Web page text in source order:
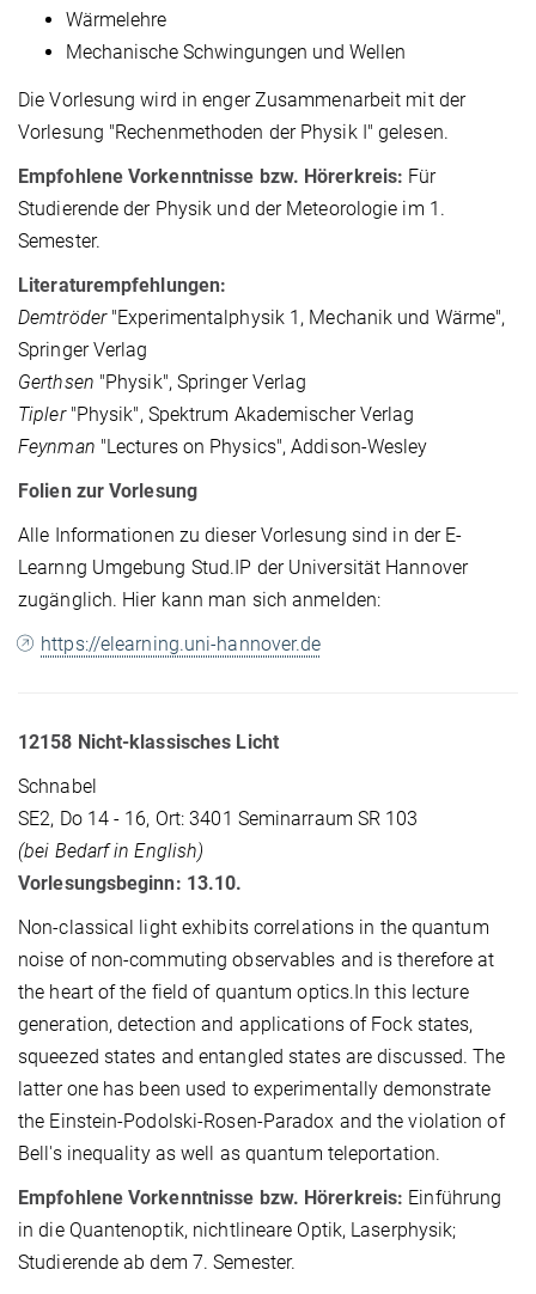
Wärmelehre
Mechanische Schwingungen und Wellen
Die Vorlesung wird in enger Zusammenarbeit mit der
Vorlesung "Rechenmethoden der Physik I" gelesen.
Empfohlene Vorkenntnisse bzw. Hörerkreis: Für
Studierende der Physik und der Meteorologie im 1.
Semester.
Literaturempfehlungen:
Demtröder"Experimentalphysik 1, Mechanik und Wärme",
Springer Verlag
Gerthsen "Physik", Springer Verlag
Tipler"Physik", Spektrum Akademischer Verlag
Feynman "Lectures on Physics", Addison-Wesley
Folien zur Vorlesung
Alle Informationen zu dieser Vorlesung sind in der E-
Learnng Umgebung Stud.IP der Universität Hannover
zugänglich. Hier kann man sich anmelden:
https://elearning.uni-hannover.de
12158 Nicht-klassisches Licht
Schnabel
SE2, Do 14 - 16, Ort: 3401 Seminarraum SR 103
(bei Bedarf in English)
Vorlesungsbeginn: 13.10.
Non-classical light exhibits correlations in the quantum
noise of non-commuting observables and is therefore at
the heart of the field of quantum optics.In this lecture
generation, detection and applications of Fock states,
squeezed states and entangled states are discussed. The
latter one has been used to experimentally demonstrate
the Einstein-Podolski-Rosen-Paradox and the violation of
Bell's inequality as well as quantum teleportation.
Empfohlene Vorkenntnisse bzw. Hörerkreis: Einführung
in die Quantenoptik, nichtlineare Optik, Laserphysik;
Studierende ab dem 7. Semester.